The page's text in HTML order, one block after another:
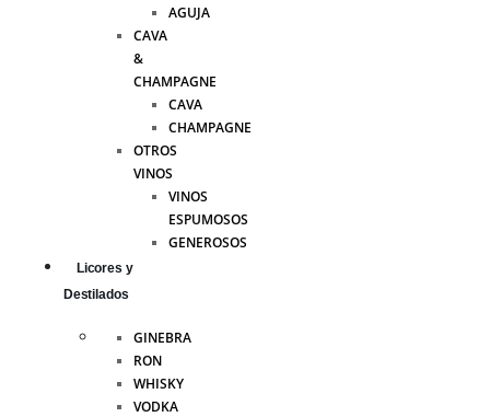
AGUJA
CAVA
&
CHAMPAGNE
CAVA
CHAMPAGNE
OTROS
VINOS
VINOS
ESPUMOSOS
GENEROSOS
Licores y
Destilados
GINEBRA
RON
WHISKY
VODKA